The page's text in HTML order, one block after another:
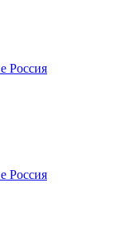
Россия
Россия